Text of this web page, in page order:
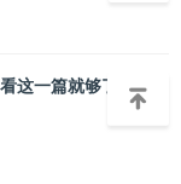
这一篇就够了！